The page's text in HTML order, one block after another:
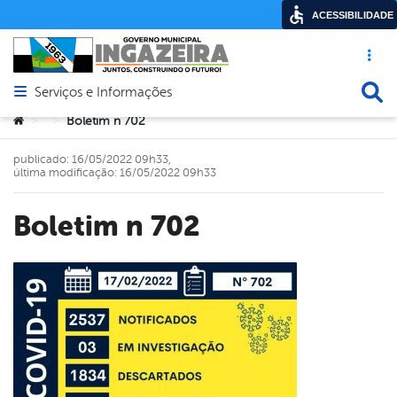
Acesso
Abrir menu principal de navegação
Serviços e Informações
Você está aqui:
> > Boletim n 702
Boletim n 702
publicado: 16/05/2022 09h33,
última modificação: 16/05/2022 09h33
ACESSIBILIDADE